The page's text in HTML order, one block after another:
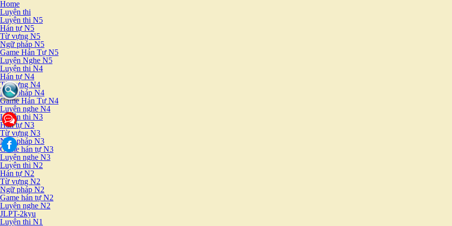
Home
Luyện thi
Luyện thi N5
Hán tự N5
Từ vựng N5
Ngữ pháp N5
Game Hán Tự N5
Luyện Nghe N5
Luyện thi N4
Hán tự N4
Từ vựng N4
Ngữ pháp N4
Game Hán Tự N4
Luyện nghe N4
Luyện thi N3
Hán tự N3
Từ vựng N3
Ngữ pháp N3
Game hán tự N3
Luyện nghe N3
Luyện thi N2
Hán tự N2
Từ vựng N2
Ngữ pháp N2
Game hán tự N2
Luyện nghe N2
JLPT-2kyu
Luyện thi N1